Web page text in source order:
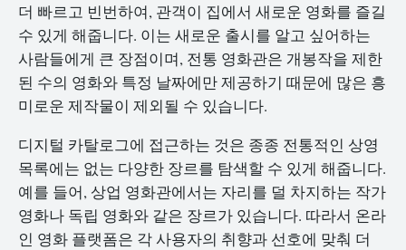
더 빠르고 빈번하여, 관객이 집에서 새로운 영화를 즐길
수 있게 해줍니다. 이는 새로운 출시를 알고 싶어하는
사람들에게 큰 장점이며, 전통 영화관은 개봉작을 제한
된 수의 영화와 특정 날짜에만 제공하기 때문에 많은 흥
미로운 제작물이 제외될 수 있습니다.
디지털 카탈로그에 접근하는 것은 종종 전통적인 상영
목록에는 없는 다양한 장르를 탐색할 수 있게 해줍니다.
예를 들어, 상업 영화관에서는 자리를 덜 차지하는 작가
영화나 독립 영화와 같은 장르가 있습니다. 따라서 온라
인 영화 플랫폼은 각 사용자의 취향과 선호에 맞춰 더